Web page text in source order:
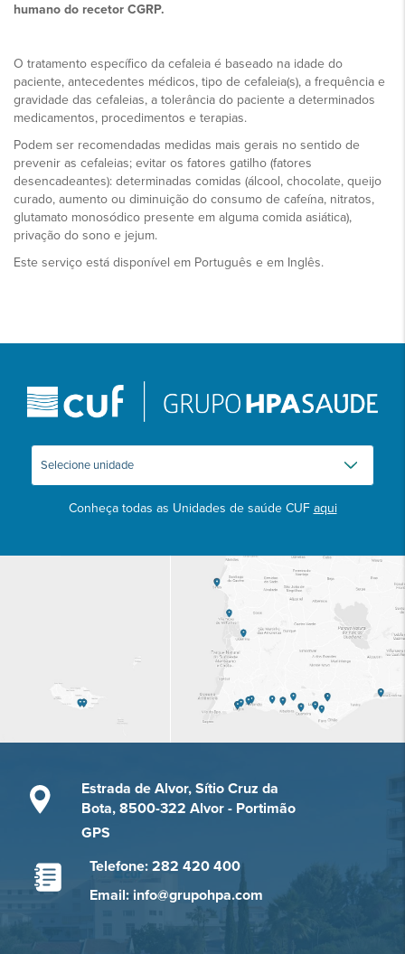
humano do recetor CGRP.
O tratamento específico da cefaleia é baseado na idade do
paciente, antecedentes médicos, tipo de cefaleia(s), a frequência e
gravidade das cefaleias, a tolerância do paciente a determinados
medicamentos, procedimentos e terapias.
Podem ser recomendadas medidas mais gerais no sentido de
prevenir as cefaleias; evitar os fatores gatilho (fatores
desencadeantes): determinadas comidas (álcool, chocolate, queijo
curado, aumento ou diminuição do consumo de cafeína, nitratos,
glutamato monosódico presente em alguma comida asiática),
privação do sono e jejum.
Este serviço está disponível em Português e em Inglês.
Conheça todas as Unidades de saúde CUF aqui
Estrada de Alvor, Sítio Cruz da
Bota, 8500-322 Alvor - Portimão
GPS
Telefone: 282 420 400
Email: info@grupohpa.com